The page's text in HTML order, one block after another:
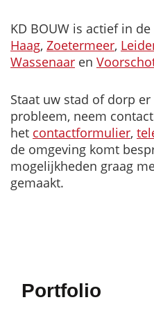
KD BOUW is actief in
Haag, Zoetermeer,
Wassenaar en
Staat uw stad of dorp er
probleem, neem
het contactformulier,
de omgeving komt
mogelijkheden graag
gemaakt.
Portfolio